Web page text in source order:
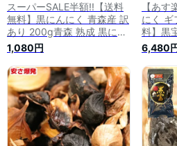
スーパーSALE半額!!【送料
無料】黒にんにく 青森産 訳
あり 200g青森 熟成 黒にん
にく200グラム(約20日分)
青森にんにく福地ホワイト
六片で作った無添加 無着色
黒ニンニク【黒にんにく 訳
あり 黒宝 200g】にんにく
国産
1,080円
【あ
にく ギ
料】黒
ろにん
にく 黒
く 1kg
産】青
6,480